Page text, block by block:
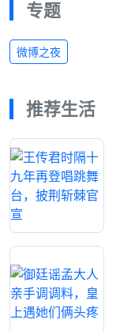
专题
微博之夜
推荐生活